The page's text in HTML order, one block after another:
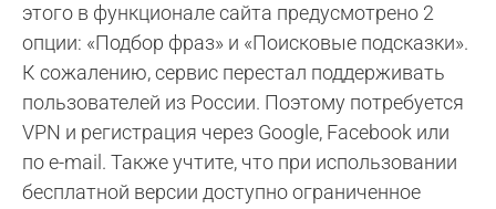
этого в функционале сайта предусмотрено 2
опции: «Подбор фраз» и «Поисковые подсказки».
К сожалению, сервис перестал поддерживать
пользователей из России. Поэтому потребуется
VPN и регистрация через Google, Facebook или
по e-mail. Также учтите, что при использовании
бесплатной версии доступно ограниченное